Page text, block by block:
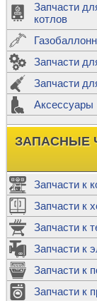
Запчасти
котлов
Запчасти
Запчасти
Аксессуары
ЗАПАСНЫЕ
Запчасти к
Запчасти к
Запчасти к
Запчасти к
Запчасти к
Запчасти к